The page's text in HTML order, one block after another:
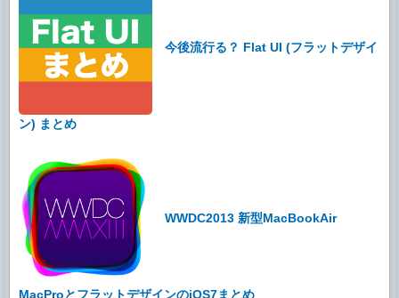
今後流行る？ Flat UI (フラットデザイ
ン) まとめ
WWDC2013 新型MacBookAir
MacProとフラットデザインのiOS7まとめ